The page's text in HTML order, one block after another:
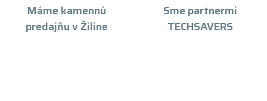
Máme kamennú
predajňu v Žiline
Sme partnermi
TECHSAVERS